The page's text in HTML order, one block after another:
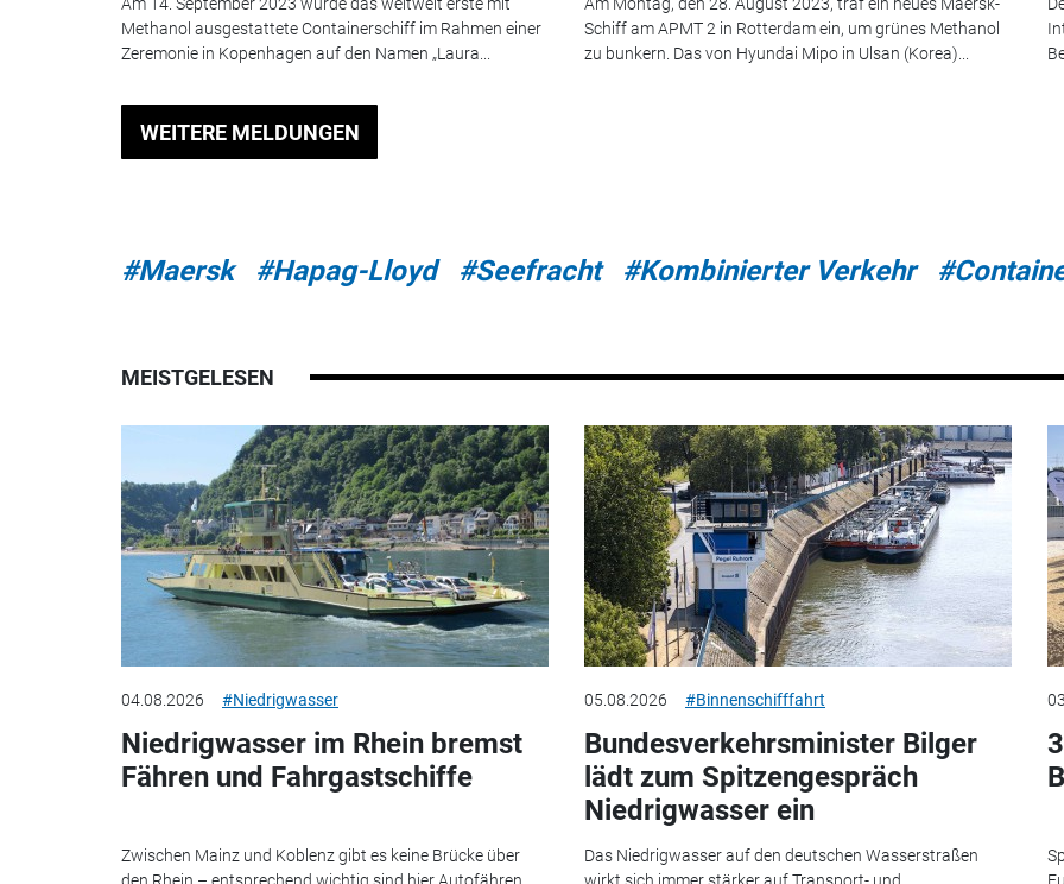
Methanol ausgestattete Containerschiff im Rahmen einer
Zeremonie in Kopenhagen auf den Namen „Laura...
Schiff am APMT 2 in Rotterdam ein, um grünes Methanol
zu bunkern. Das von Hyundai Mipo in Ulsan (Korea)...
WEITERE MELDUNGEN
#Maersk #Hapag-Lloyd #Seefracht #Kombinierter Verkehr
MEISTGELESEN
04.08.2026 #Niedrigwasser
Niedrigwasser im Rhein bremst
Fähren und Fahrgastschiffe
Zwischen Mainz und Koblenz gibt es keine Brücke über
05.08.2026 #Binnenschifffahrt
Bundesverkehrsminister Bilger
lädt zum Spitzengespräch
Niedrigwasser ein
Das Niedrigwasser auf den deutschen Wasserstraßen